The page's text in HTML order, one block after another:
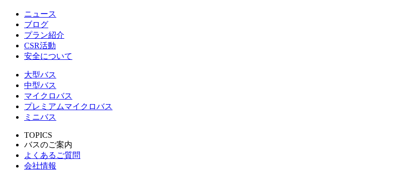
ニュース
ブログ
プラン紹介
CSR活動
安全について
大型バス
中型バス
マイクロバス
プレミアムマイクロバス
ミニバス
TOPICS
バスのご案内
よくあるご質問
会社情報